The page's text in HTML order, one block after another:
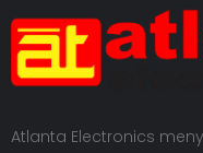
Atlanta Electronics